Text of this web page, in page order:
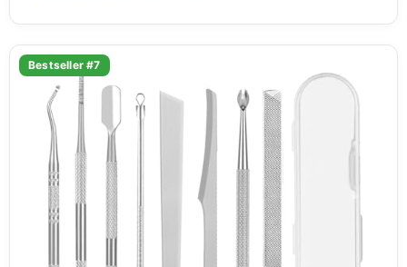
Bestseller #7